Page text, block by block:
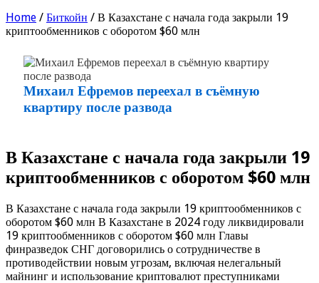
Home / Биткойн / В Казахстане с начала года закрыли 19
криптообменников с оборотом $60 млн
Михаил Ефремов переехал в съёмную
квартиру после развода
В Казахстане с начала года закрыли 19
криптообменников с оборотом $60 млн
В Казахстане с начала года закрыли 19 криптообменников с
оборотом $60 млн В Казахстане в 2024 году ликвидировали
19 криптообменников с оборотом $60 млн Главы
финразведок СНГ договорились о сотрудничестве в
противодействии новым угрозам, включая нелегальный
майнинг и использование криптовалют преступниками